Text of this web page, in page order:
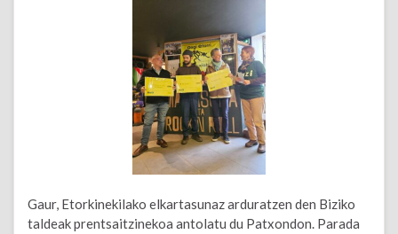
Gaur, Etorkinekilako elkartasunaz arduratzen den Biziko
taldeak prentsaitzinekoa antolatu du Patxondon. Parada